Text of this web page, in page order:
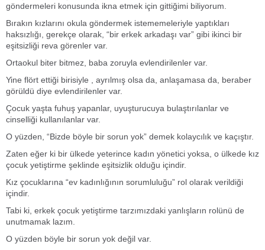
göndermeleri konusunda ikna etmek için gittiğimi biliyorum.
Bırakın kızlarını okula göndermek istememeleriyle yaptıkları
haksızlığı, gerekçe olarak, “bir erkek arkadaşı var” gibi ikinci bir
eşitsizliği reva görenler var.
Ortaokul biter bitmez, baba zoruyla evlendirilenler var.
Yine flört ettiği birisiyle , ayrılmış olsa da, anlaşamasa da, beraber
görüldü diye evlendirilenler var.
Çocuk yaşta fuhuş yapanlar, uyuşturucuya bulaştırılanlar ve
cinselliği kullanılanlar var.
O yüzden, “Bizde böyle bir sorun yok” demek kolaycılık ve kaçıştır.
Zaten eğer ki bir ülkede yeterince kadın yönetici yoksa, o ülkede kız
çocuk yetiştirme şeklinde eşitsizlik olduğu içindir.
Kız çocuklarına “ev kadınlığının sorumluluğu” rol olarak verildiği
içindir.
Tabi ki, erkek çocuk yetiştirme tarzımızdaki yanlışların rolünü de
unutmamak lazım.
O yüzden böyle bir sorun yok değil var.